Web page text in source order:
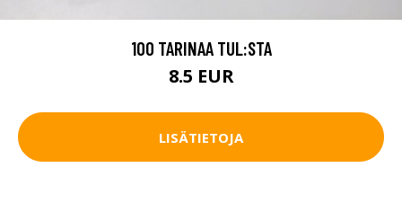
100 TARINAA TUL:STA
8.5 EUR
LISÄTIETOJA